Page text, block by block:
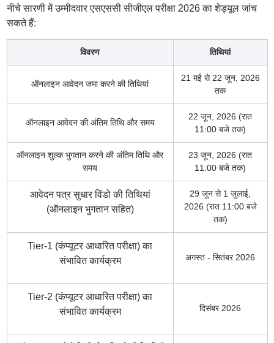
नीचे सारणी में उम्मीदवार एसएससी सीजीएल परीक्षा 2026 का शेड्यूल जांच
सकते हैं:
विवरण तिथियां
ऑनलाइन आवेदन जमा करने की तिथियां
21 मई से 22 जून, 2026
तक
ऑनलाइन आवेदन की अंतिम तिथि और समय
22 जून, 2026 (रात
11:00 बजे तक)
ऑनलाइन शुल्क भुगतान करने की अंतिम तिथि और
समय
23 जून, 2026 (रात
11:00 बजे तक)
आवेदन पत्र सुधार विंडो की तिथियां
(ऑनलाइन भुगतान सहित)
29 जून से 1 जुलाई,
2026 (रात 11:00 बजे
तक)
Tier-1 (कंप्यूटर आधारित परीक्षा) का
संभावित कार्यक्रम
अगस्त - सितंबर 2026
Tier-2 (कंप्यूटर आधारित परीक्षा) का
संभावित कार्यक्रम
दिसंबर 2026